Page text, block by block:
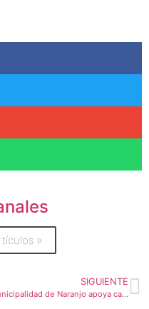
»
SIGUIENTE
Municipalidad de Naranjo apoya campaña para la donación de mascarillas